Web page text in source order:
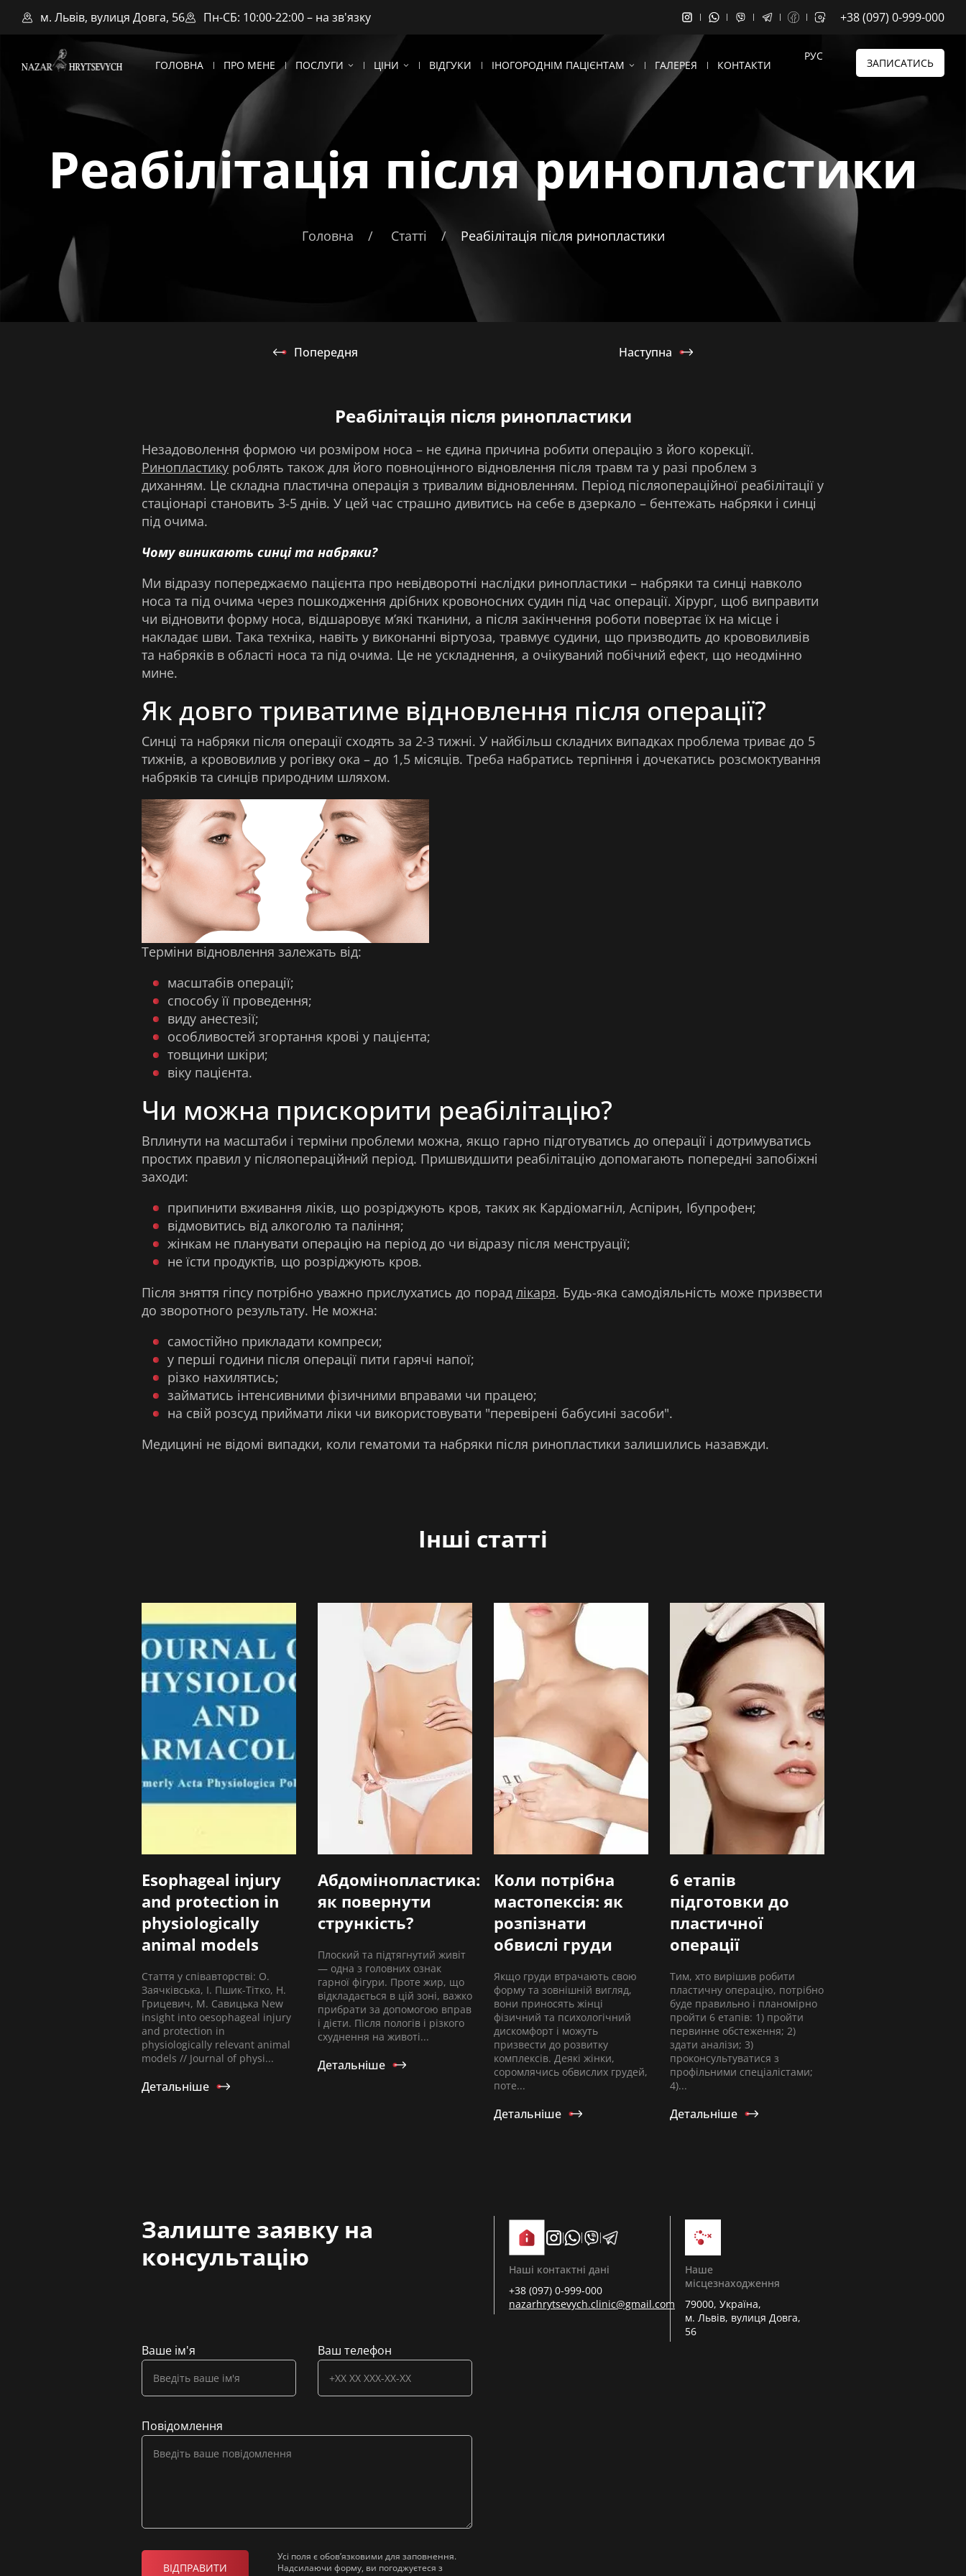
м. Львів, вулиця Довга, 56 Пн-СБ: 10:00-22:00 – на зв'язку +38 (097) 0-999-000
ГОЛОВНА ПРО МЕНЕ ПОСЛУГИ ЦІНИ ВІДГУКИ ІНОГОРОДНІМ ПАЦІЄНТАМ ГАЛЕРЕЯ КОНТАКТИ
РУС
ЗАПИСАТИСЬ
Реабілітація після ринопластики
Головна Статті Реабілітація після ринопластики
Попередня Наступна
Реабілітація після ринопластики
Незадоволення формою чи розміром носа – не єдина причина робити операцію з його корекції.
Ринопластику роблять також для його повноцінного відновлення після травм та у разі проблем з
диханням. Це складна пластична операція з тривалим відновленням. Період післяопераційної реабілітації у
стаціонарі становить 3-5 днів. У цей час страшно дивитись на себе в дзеркало – бентежать набряки і синці
під очима.
Чому виникають синці та набряки?
Ми відразу попереджаємо пацієнта про невідворотні наслідки ринопластики – набряки та синці навколо
носа та під очима через пошкодження дрібних кровоносних судин під час операції. Хірург, щоб виправити
чи відновити форму носа, відшаровує м’які тканини, а після закінчення роботи повертає їх на місце і
накладає шви. Така техніка, навіть у виконанні віртуоза, травмує судини, що призводить до крововиливів
та набряків в області носа та під очима. Це не ускладнення, а очікуваний побічний ефект, що неодмінно
мине.
Як довго триватиме відновлення після операції?
Синці та набряки після операції сходять за 2-3 тижні. У найбільш складних випадках проблема триває до 5
тижнів, а крововилив у рогівку ока – до 1,5 місяців. Треба набратись терпіння і дочекатись розсмоктування
набряків та синців природним шляхом.
Терміни відновлення залежать від:
масштабів операції;
способу її проведення;
виду анестезії;
особливостей згортання крові у пацієнта;
товщини шкіри;
віку пацієнта.
Чи можна прискорити реабілітацію?
Вплинути на масштаби і терміни проблеми можна, якщо гарно підготуватись до операції і дотримуватись
простих правил у післяопераційний період. Пришвидшити реабілітацію допомагають попередні запобіжні
заходи:
припинити вживання ліків, що розріджують кров, таких як Кардіомагніл, Аспірин, Ібупрофен;
відмовитись від алкоголю та паління;
жінкам не планувати операцію на період до чи відразу після менструації;
не їсти продуктів, що розріджують кров.
Після зняття гіпсу потрібно уважно прислухатись до порад лікаря. Будь-яка самодіяльність може призвести
до зворотного результату. Не можна:
самостійно прикладати компреси;
у перші години після операції пити гарячі напої;
різко нахилятись;
займатись інтенсивними фізичними вправами чи працею;
на свій розсуд приймати ліки чи використовувати "перевірені бабусині засоби".
Медицині не відомі випадки, коли гематоми та набряки після ринопластики залишились назавжди.
Інші статті
Esophageal injury
and protection in
physiologically
animal models
Стаття у співавторстві: О.
Заячківська, І. Пшик-Тітко, Н.
Грицевич, М. Савицька New
insight into oesophageal injury
and protection in
physiologically relevant animal
models // Journal of physi...
Детальніше
Абдомінопластика:
як повернути
стрункість?
Плоский та підтягнутий живіт
— одна з головних ознак
гарної фігури. Проте жир, що
відкладається в цій зоні, важко
прибрати за допомогою вправ
і дієти. Після пологів і різкого
схуднення на животі...
Детальніше
Коли потрібна
мастопексія: як
розпізнати
обвислі груди
Якщо груди втрачають свою
форму та зовнішній вигляд,
вони приносять жінці
фізичний та психологічний
дискомфорт і можуть
призвести до розвитку
комплексів. Деякі жінки,
соромлячись обвислих грудей,
поте...
Детальніше
6 етапів
підготовки до
пластичної
операції
Тим, хто вирішив робити
пластичну операцію, потрібно
буде правильно і планомірно
пройти 6 етапів: 1) пройти
первинне обстеження; 2)
здати аналізи; 3)
проконсультуватися з
профільними спеціалістами;
4)...
Детальніше
Залиште заявку на
консультацію
Ваше ім'я Ваш телефон
Повідомлення
ВІДПРАВИТИ
Усі поля є обов’язковими для заповнення.
Надсилаючи форму, ви погоджуєтеся з
Наші контактні дані
+38 (097) 0-999-000
nazarhrytsevych.clinic@gmail.com
Наше
місцезнаходження
79000, Україна,
м. Львів, вулиця Довга,
56